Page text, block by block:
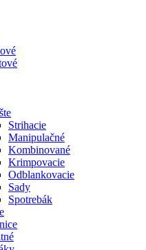
Strihacie
Manipulačné
Kombinované
Krimpovacie
Odblankovacie
Sady
Spotrebák